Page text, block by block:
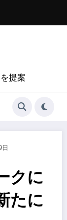
提案
クに
たに